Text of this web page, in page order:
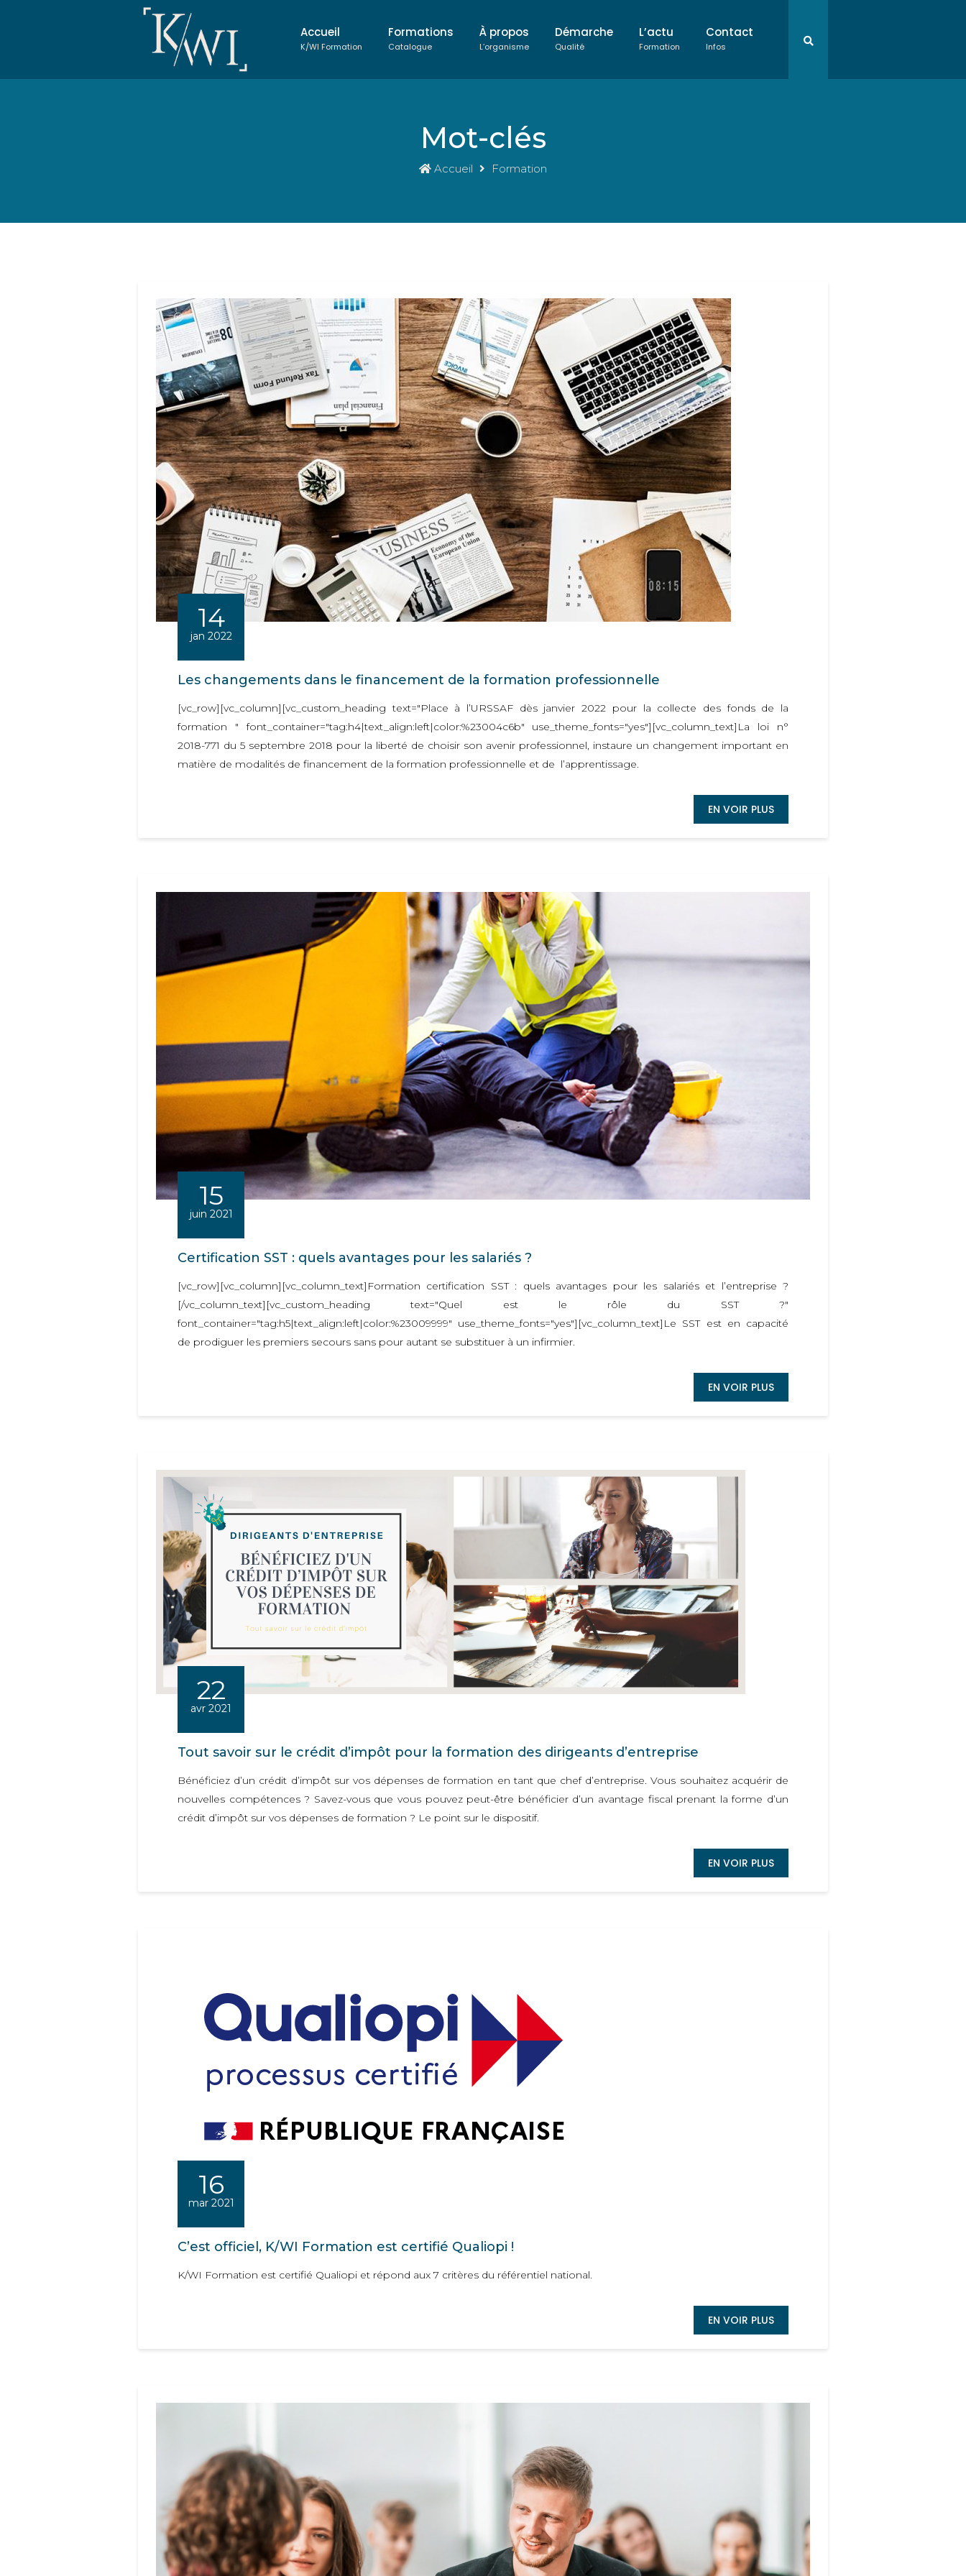
Accueil
K/WI Formation
Formations
Catalogue
À propos
L’organisme
Démarche
Qualité
L’actu
Formation
Contact
Infos
Mot-clés
Accueil Formation
14
jan 2022
Les changements dans le financement de la formation professionnelle
[vc_row][vc_column][vc_custom_heading text="Place à l’URSSAF dès janvier 2022 pour la collecte des fonds de la
formation " font_container="tag:h4|text_align:left|color:%23004c6b" use_theme_fonts="yes"][vc_column_text]La loi n°
2018-771 du 5 septembre 2018 pour la liberté de choisir son avenir professionnel, instaure un changement important en
matière de modalités de financement de la formation professionnelle et de l’apprentissage.
EN VOIR PLUS
15
juin 2021
Certification SST : quels avantages pour les salariés ?
[vc_row][vc_column][vc_column_text]Formation certification SST : quels avantages pour les salariés et l’entreprise ?
[/vc_column_text][vc_custom_heading text="Quel est le rôle du SST ?"
font_container="tag:h5|text_align:left|color:%23009999" use_theme_fonts="yes"][vc_column_text]Le SST est en capacité
de prodiguer les premiers secours sans pour autant se substituer à un infirmier.
EN VOIR PLUS
22
avr 2021
Tout savoir sur le crédit d’impôt pour la formation des dirigeants d’entreprise
Bénéficiez d’un crédit d’impôt sur vos dépenses de formation en tant que chef d’entreprise. Vous souhaitez acquérir de
nouvelles compétences ? Savez-vous que vous pouvez peut-être bénéficier d’un avantage fiscal prenant la forme d’un
crédit d’impôt sur vos dépenses de formation ? Le point sur le dispositif.
EN VOIR PLUS
16
mar 2021
C’est officiel, K/WI Formation est certifié Qualiopi !
K/WI Formation est certifié Qualiopi et répond aux 7 critères du référentiel national.
EN VOIR PLUS